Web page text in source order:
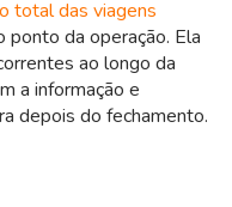
total das viagens
ponto da operação. Ela
ao longo da
a informação e
depois do fechamento.